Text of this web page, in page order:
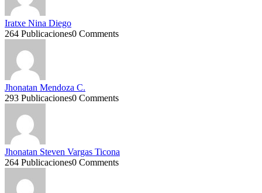
Iratxe Nina Diego
264 Publicaciones0 Comments
Jhonatan Mendoza C.
293 Publicaciones0 Comments
Jhonatan Steven Vargas Ticona
264 Publicaciones0 Comments